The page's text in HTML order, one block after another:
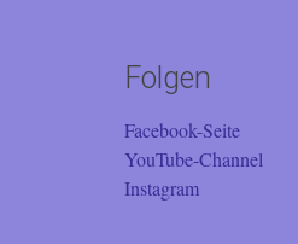
Folgen
Facebook-Seite
YouTube-Channel
Instagram